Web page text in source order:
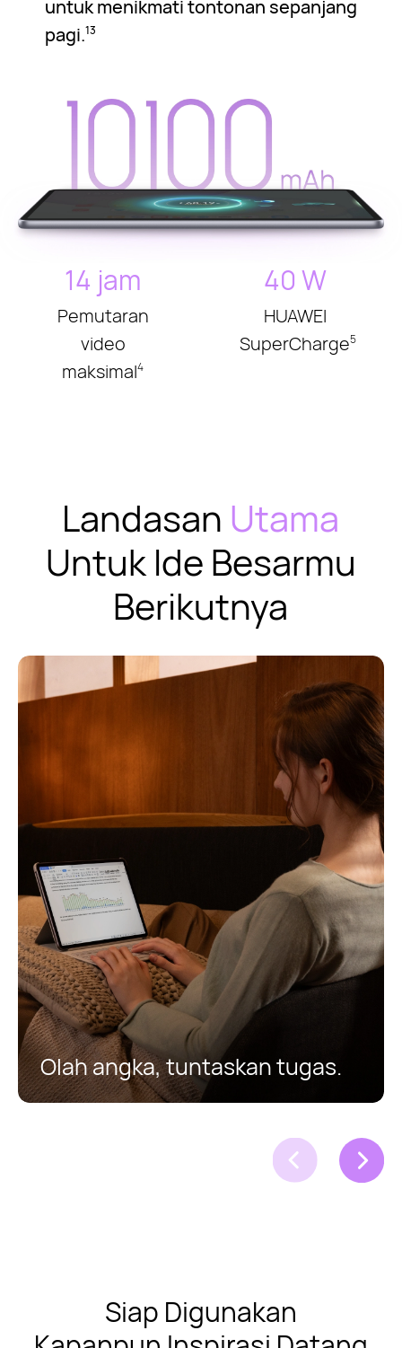
untuk menikmati tontonan sepanjang
pagi.13
14 jam
Pemutaran
video
maksimal4
40 W
HUAWEI
SuperCharge5
Landasan Utama
Untuk Ide Besarmu
Berikutnya
Olah angka, tuntaskan tugas.
Siap Digunakan